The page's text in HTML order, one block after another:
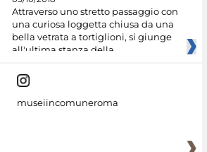
Attraverso uno stretto passaggio con
una curiosa loggetta chiusa da una
bella vetrata a tortiglioni, si giunge
all'ultima stanza della
museiincomuneroma